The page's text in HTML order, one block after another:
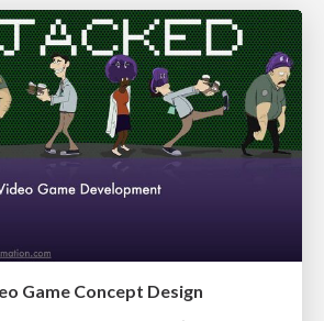
Game Concept Design